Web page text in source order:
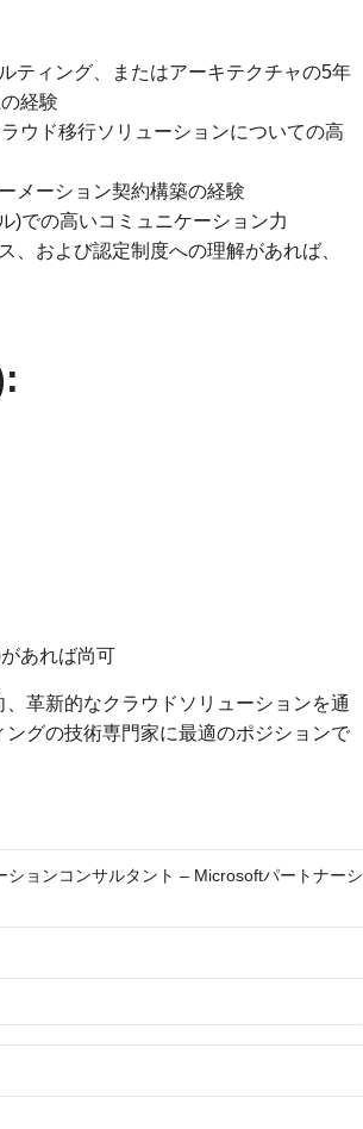
ティング、またはアーキテクチャの5年
経験
ウド移行ソリューションについての高
メーション契約構築の経験
)での高いコミュニケーション力
、および認定制度への理解があれば、
あれば尚可
革新的なクラウドソリューションを通
グの技術専門家に最適のポジションで
ションコンサルタント – Microsoftパートナーシ